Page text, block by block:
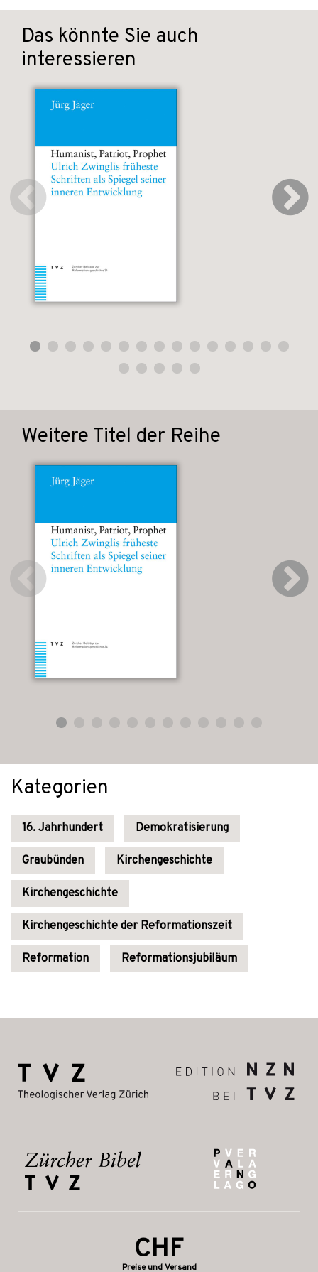
Das könnte Sie auch
interessieren
Weitere Titel der Reihe
Kategorien
16. Jahrhundert Demokratisierung
Graubünden Kirchengeschichte
Kirchengeschichte
Kirchengeschichte der Reformationszeit
Reformation Reformationsjubiläum
CHF
Preise und Versand